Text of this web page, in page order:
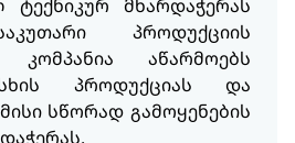
ტექნიკურ მხარდაჭერას
პროდუქციის
კომპანია აწარმოებს
პროდუქციას და
სწორად გამოყენების